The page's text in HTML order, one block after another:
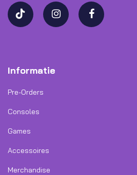
Informatie
Pre-Orders
Consoles
Games
Accessoires
Merchandise